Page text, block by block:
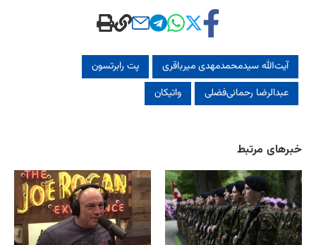
آیت‌الله سیدمحمدمهدی میرباقری
پت رابرتسون
عبدالرضا رحمانی‌فضلی
واتیکان
خبرهای مرتبط